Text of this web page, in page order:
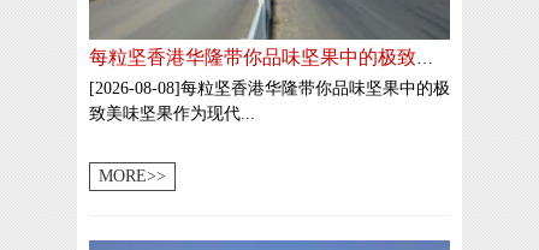
[2026-08-08]每粒坚香港华隆带你品味坚果中的极
致美味坚果作为现代...
MORE>>